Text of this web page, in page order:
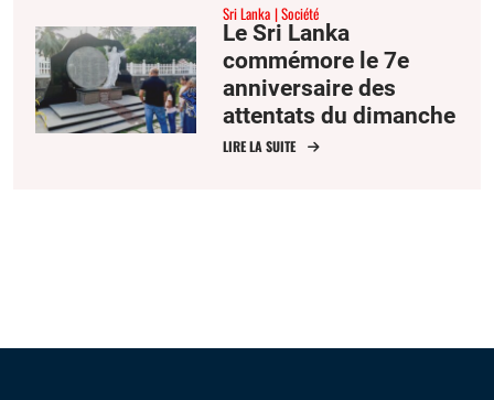
Sri Lanka Société
Le Sri Lanka
commémore le 7e
anniversaire des
attentats du dimanche
de Pâques 2019
LIRE LA SUITE